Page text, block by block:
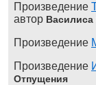
Произведение
автор Василиса
Произведение
Произведение
Отпущения